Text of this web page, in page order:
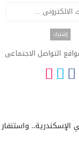
التواصل الاجتماعى